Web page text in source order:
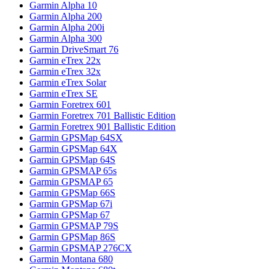
Garmin Alpha 10
Garmin Alpha 200
Garmin Alpha 200i
Garmin Alpha 300
Garmin DriveSmart 76
Garmin eTrex 22x
Garmin eTrex 32x
Garmin eTrex Solar
Garmin eTrex SE
Garmin Foretrex 601
Garmin Foretrex 701 Ballistic Edition
Garmin Foretrex 901 Ballistic Edition
Garmin GPSMap 64SX
Garmin GPSMap 64X
Garmin GPSMap 64S
Garmin GPSMAP 65s
Garmin GPSMAP 65
Garmin GPSMap 66S
Garmin GPSMap 67i
Garmin GPSMap 67
Garmin GPSMAP 79S
Garmin GPSMap 86S
Garmin GPSMAP 276CX
Garmin Montana 680